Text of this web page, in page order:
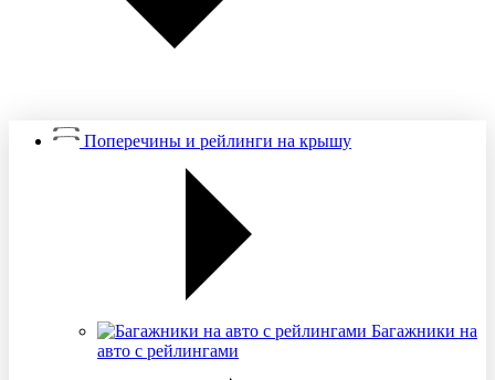
Поперечины и рейлинги на крышу
Багажники на
авто с рейлингами